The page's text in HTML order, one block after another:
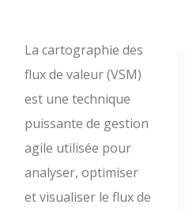
La cartographie des
flux de valeur (VSM)
est une technique
puissante de gestion
agile utilisée pour
analyser, optimiser
et visualiser le flux de